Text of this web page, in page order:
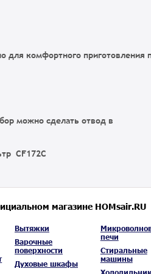
для комфортного приготовления
можно сделать отвод в
CF172C
магазине HOMsair.RU
Вытяжки
Варочные
поверхности
Духовые шкафы
печи
Стиральные
машины